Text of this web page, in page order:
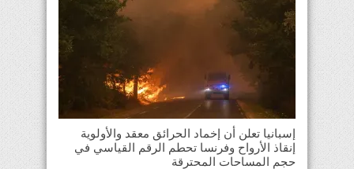
إسبانيا تعلن أن إخماد الحرائق معقد والأولوية
إنقاذ الأرواح وفرنسا تحطم الرقم القياسي في
حجم المساحات المحترقة